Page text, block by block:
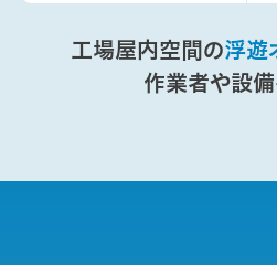
工場屋内空間の浮遊
作業者や設備